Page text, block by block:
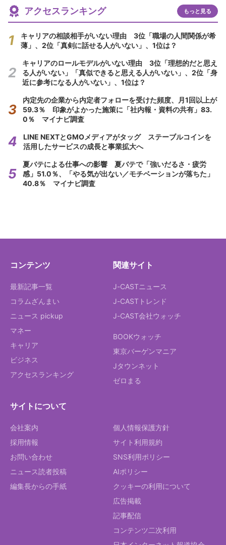
アクセスランキング もっと見る
キャリアの相談相手がいない理由 3位「職場の人間関係が希
薄」、2位「真剣に話せる人がいない」、1位は？
キャリアのロールモデルがいない理由 3位「理想的だと思え
る人がいない」「真似できると思える人がいない」、2位「身
近に参考になる人がいない」、1位は？
内定先の企業から内定者フォローを受けた頻度、月1回以上が
59.3％ 印象がよかった施策に「社内報・資料の共有」83.
0％ マイナビ調査
LINE NEXTとGMOメディアがタッグ ステーブルコインを
活用したサービスの成長と事業拡大へ
夏バテによる仕事への影響 夏バテで「強いだるさ・疲労
感」51.0％、「やる気が出ない／モチベーションが落ちた」
40.8％ マイナビ調査
コンテンツ
最新記事一覧
コラムざんまい
ニュース pickup
マネー
キャリア
ビジネス
アクセスランキング
関連サイト
J-CASTニュース
J-CASTトレンド
J-CAST会社ウォッチ
BOOKウォッチ
東京バーゲンマニア
Jタウンネット
ゼロまる
サイトについて
会社案内
採用情報
お問い合わせ
ニュース読者投稿
編集長からの手紙
個人情報保護方針
サイト利用規約
SNS利用ポリシー
AIポリシー
クッキーの利用について
広告掲載
記事配信
コンテンツ二次利用